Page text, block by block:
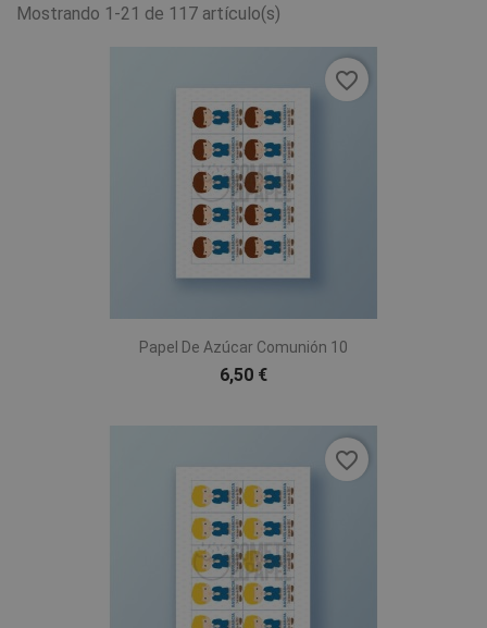
Mostrando 1-21 de 117 artículo(s)
Papel De Azúcar Comunión 10
6,50 €
favorite_border
favorite_border